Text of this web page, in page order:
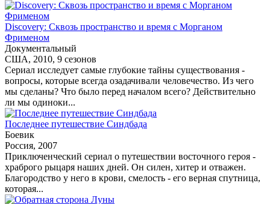
Discovery: Сквозь пространство и время с Морганом
Фрименом
Документальный
США, 2010, 9 сезонов
Сериал исследует самые глубокие тайны существования -
вопросы, которые всегда озадачивали человечество. Из чего
мы сделаны? Что было перед началом всего? Действительно
ли мы одиноки...
Последнее путешествие Синдбада
Боевик
Россия, 2007
Приключенческий сериал о путешествии восточного героя -
храброго рыцаря наших дней. Он силен, хитер и отважен.
Благородство у него в крови, смелость - его верная спутница,
которая...